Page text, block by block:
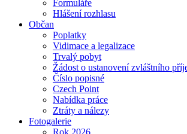
Formuláře
Hlášení rozhlasu
Občan
Poplatky
Vidimace a legalizace
Trvalý pobyt
Žádost o ustanovení zvláštního
Číslo popisné
Czech Point
Nabídka práce
Ztráty a nálezy
Fotogalerie
Rok 2026